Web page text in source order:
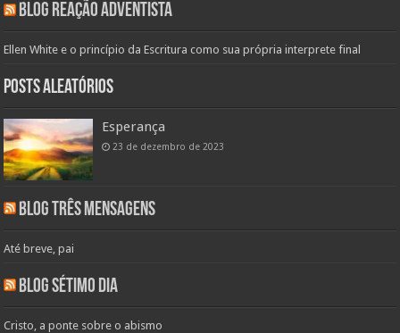
Blog Reação Adventista
Ellen White e o princípio da Escritura como sua própria interprete final
Posts aleatórios
Esperança
23 de dezembro de 2023
Blog Três Mensagens
Até breve, pai
Blog Sétimo Dia
Cristo, a ponte sobre o abismo